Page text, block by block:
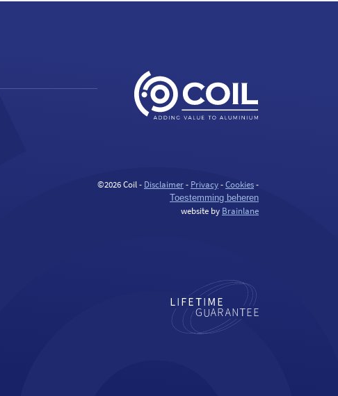
©2026 Coil - Disclaimer- Privacy-Cookies-
Toestemming beheren
website by Brainlane